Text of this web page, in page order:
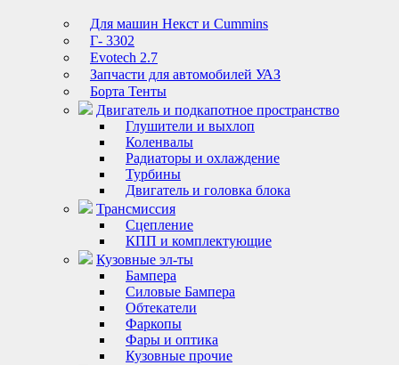
Для машин Некст и Cummins
Г- 3302
Evotech 2.7
Запчасти для автомобилей УАЗ
Борта Тенты
Двигатель и подкапотное пространство
Глушители и выхлоп
Коленвалы
Радиаторы и охлаждение
Турбины
Двигатель и головка блока
Трансмиссия
Сцепление
КПП и комплектующие
Кузовные эл-ты
Бампера
Силовые Бампера
Обтекатели
Фаркопы
Фары и оптика
Кузовные прочие